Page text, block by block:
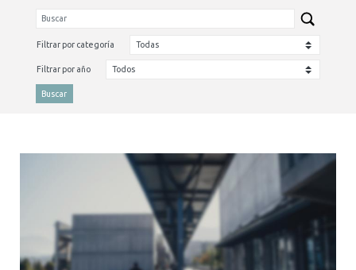
INVESTIGACIÓN
VINCULACIÓN CON EL MEDIO
ALUMNI
EVENTOS
Filtrar por categoría
Filtrar por año
Buscar